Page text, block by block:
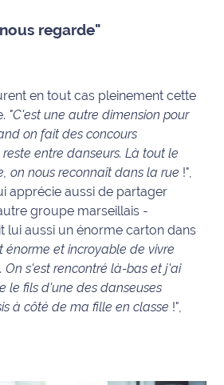
regarde"
en tout cas pleinement cette
"C'est une autre dimension pour
on fait des concours
entre danseurs. Là tout le
on nous reconnaît dans la rue !",
apprécie aussi de partager
groupe marseillais -
lui aussi un énorme carton dans
énorme et incroyable de vivre
On s'est rencontré là-bas et j'ai
le fils d'une des danseuses
à côté de ma fille en classe !",